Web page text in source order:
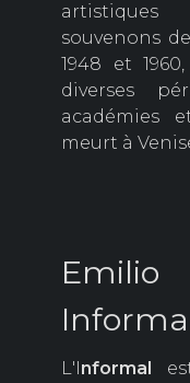
souvenons
1948 et
diverses
académies
meurt à
L'I nformal